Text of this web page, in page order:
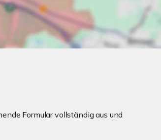
Formular vollständig aus und